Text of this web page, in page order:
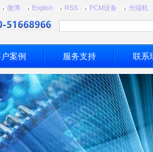
微博 English RSS PCM设备 光端机
案例 服务支持 联系